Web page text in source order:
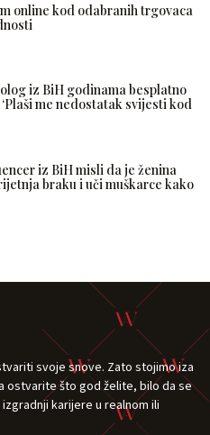
online kod odabranih trgovaca
iz BiH godinama besplatno
me nedostatak svijesti kod
iz BiH misli da je ženina
braku i uči muškarce kako
svoje snove. Zato stojimo iza
ostvarite što god želite, bilo da se
karijere u realnom ili